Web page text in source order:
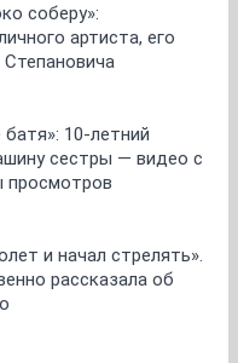
соберу»:
артиста, его
10-летний
сестры — видео с
просмотров
и начал стрелять».
рассказала об